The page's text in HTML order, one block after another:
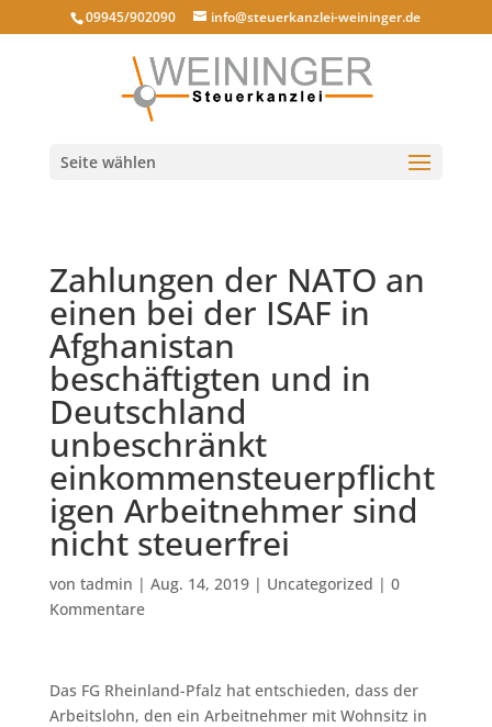
09945/902090 info@steuerkanzlei-weininger.de
Seite wählen
Zahlungen der NATO an
einen bei der ISAF in
Afghanistan
beschäftigten und in
Deutschland
unbeschränkt
einkommensteuerpflicht
igen Arbeitnehmer sind
nicht steuerfrei
von tadmin | Aug. 14, 2019| Uncategorized | 0
Kommentare
Das FG Rheinland-Pfalz hat entschieden, dass der
Arbeitslohn, den ein Arbeitnehmer mit Wohnsitz in